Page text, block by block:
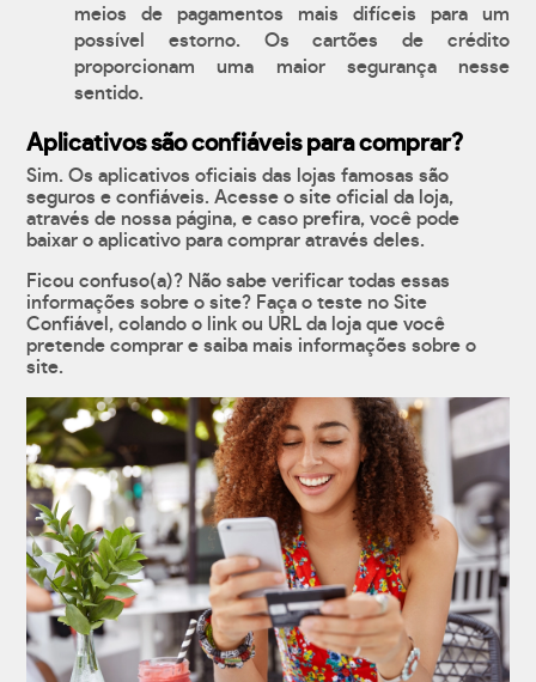
meios de pagamentos mais difíceis para um
possível estorno. Os cartões de crédito
proporcionam uma maior segurança nesse
sentido.
Aplicativos são confiáveis para comprar?
Sim. Os aplicativos oficiais das lojas famosas são
seguros e confiáveis. Acesse o site oficial da loja,
através de nossa página, e caso prefira, você pode
baixar o aplicativo para comprar através deles.
Ficou confuso(a)? Não sabe verificar todas essas
informações sobre o site? Faça o teste no Site
Confiável, colando o link ou URL da loja que você
pretende comprar e saiba mais informações sobre o
site.